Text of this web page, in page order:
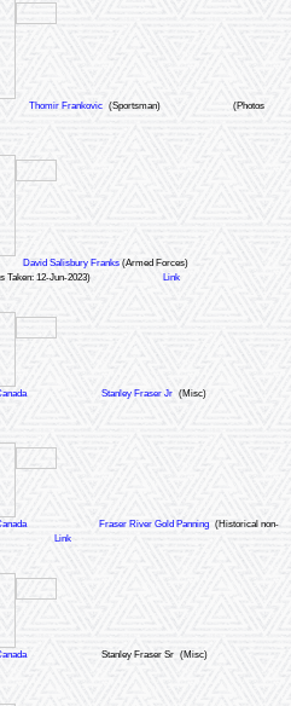
Thomir Frankovic (Sportsman)
(Photos
David Salisbury Franks (Armed Forces)
Taken: 12-Jun-2023) Link
Stanley Fraser Jr (Misc)
Fraser River Gold Panning (Historical non-
Link
Stanley Fraser Sr (Misc)